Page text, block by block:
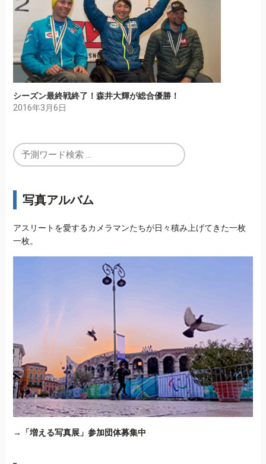
シーズン最終戦終了！森井大輝が総合優勝！
2016年3月6日
写真アルバム
アスリートを愛するカメラマンたちが日々積み上げてきた一枚
一枚。
→ 「増える写真展」参加団体募集中